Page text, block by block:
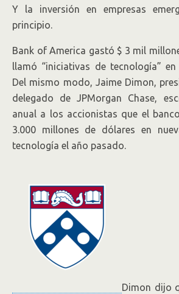
Y la inversión en empresas
principio.
Bank of America gastó $ 3 mil
llamó “iniciativas de tecnología”
Del mismo modo, Jaime Dimon,
delegado de JPMorgan Chase,
anual a los accionistas que el
3.000 millones de dólares en
tecnología el año pasado.
Dimon dijo